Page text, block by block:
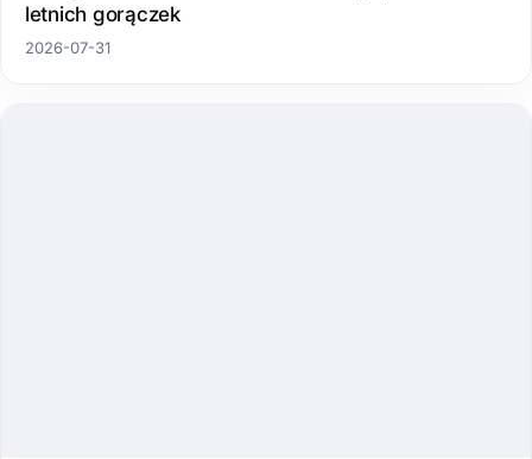
letnich gorączek
2026-07-31